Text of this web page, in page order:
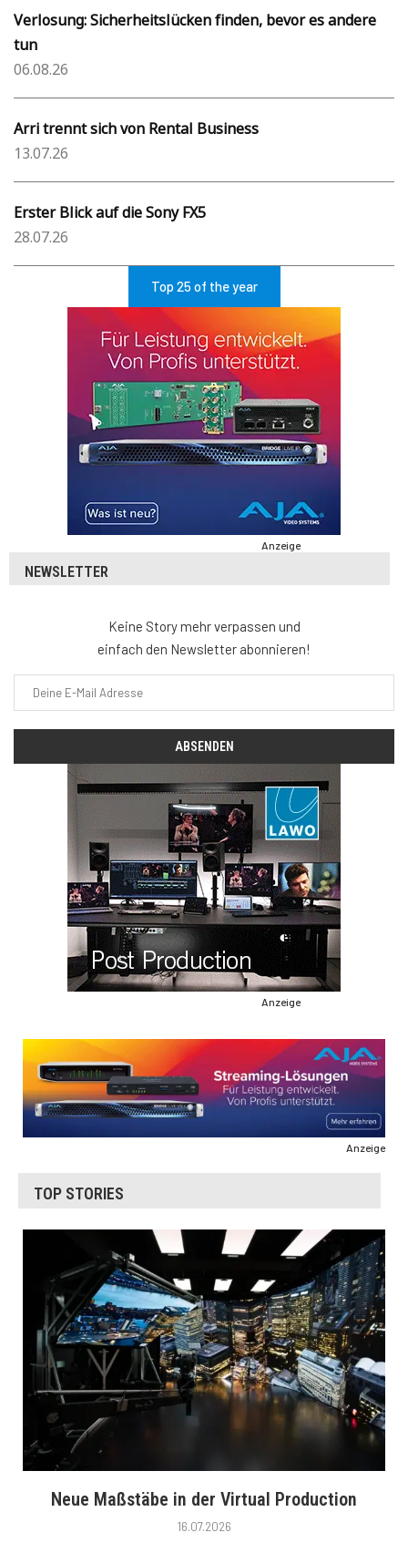
Verlosung: Sicherheitslücken finden, bevor es andere
tun
06.08.26
Arri trennt sich von Rental Business
13.07.26
Erster Blick auf die Sony FX5
28.07.26
Top 25 of the year
Anzeige
NEWSLETTER
Keine Story mehr verpassen und
einfach den Newsletter abonnieren!
Anzeige
Anzeige
TOP STORIES
Neue Maßstäbe in der Virtual Production
16.07.2026